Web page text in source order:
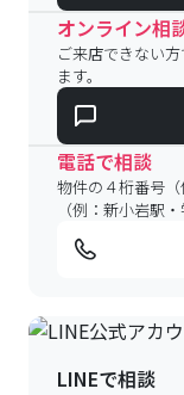
オンライン相
ご来店できない
ます。
電話で相談
物件の４桁番号
（例：新小岩駅
LINEで相談